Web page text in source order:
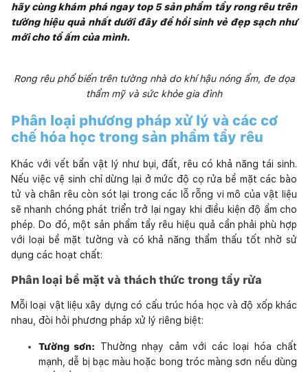
hãy cùng khám phá ngay top 5 sản phẩm tẩy rong rêu trên
tường hiệu quả nhất dưới đây để hồi sinh vẻ đẹp sạch như
mới cho tổ ấm của mình.
Rong rêu phổ biến trên tường nhà do khí hậu nóng ẩm, đe dọa
thẩm mỹ và sức khỏe gia đình
Phân loại phương pháp xử lý và các cơ
chế hóa học trong sản phẩm tẩy rêu
Khác với vết bẩn vật lý như bụi, đất, rêu có khả năng tái sinh.
Nếu việc vệ sinh chỉ dừng lại ở mức độ cọ rửa bề mặt các bào
tử và chân rêu còn sót lại trong các lỗ rỗng vi mô của vật liệu
sẽ nhanh chóng phát triển trở lại ngay khi điều kiện độ ẩm cho
phép. Do đó, một sản phẩm tẩy rêu hiệu quả cần phải phù hợp
với loại bề mặt tường và có khả năng thẩm thấu tốt nhờ sử
dụng các hoạt chất:
Phân loại bề mặt và thách thức trong tẩy rửa
Mỗi loại vật liệu xây dựng có cấu trúc hóa học và độ xốp khác
nhau, đòi hỏi phương pháp xử lý riêng biệt:
Tường sơn: Thường nhạy cảm với các loại hóa chất
mạnh, dễ bị bạc màu hoặc bong tróc màng sơn nếu dùng